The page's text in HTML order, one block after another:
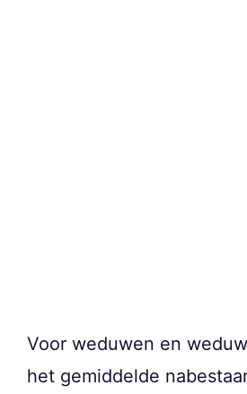
Voor weduwen en
het gemiddelde